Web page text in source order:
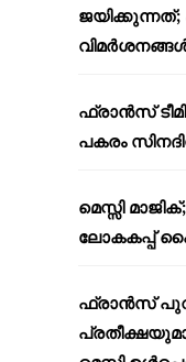
ജയിക്കുന്നത്;
ഫ്രാൻസ്
പകരം
മെസ്സി
ലോകകപ്പ്
ഫ്രാൻസ്